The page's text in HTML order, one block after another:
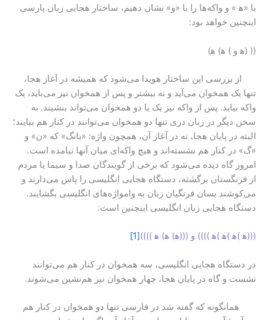
با «ﮬ » و واکه‌ها را با «و» نشان دهیم، ساختار هجایی زبان پارسی
اینچنین خواهد بود:
(( (ﮬ و ) ﮬ) ﮬ)
از بررسی این ساختار هویدا می‌شود که همیشه در آغاز هجا،
تنها یک همخوان می‌آید و نه بیشتر و پس از همخوان نیز می‌باید، یک
واکه بیاید. پس از واکه نیز یک یا دو همخوان می‌تواند بنشیند. به
سخن دیگر در زبان دری تنها دو همخوان می‌توانند در کنار هم بیایند؛
البته در پایان هجا، نه در آغاز آن، همچون واژه: «بانگ» که «ن» و
«گ» در کنار هم نشسته‌اند و هیچ واکه‌ای میان آنها نیامده است.
امروز گاه دیده می‌شود که برخی از گویندگان صدا و سیما یا مردم
از فرنگستان برگشته، دستگاه هجایی انگلیسی را پاس می‌دارند و
می‌کوشند بسان فرنگیان زبان به وامواژه‌های انگلیسی بگشایند.
دستگاه هجایی زبان انگلیسی اینچنین است:
(((ﮬ )ﮬ )ﮬ )ﮬ )))) و (((ﮬ) ﮬ) ﮬ ))))[1]
در دستگاه هجایی انگلیسی، سه همخوان در کنار هم می‌توانند
نشست و گاه در پایان هجا، چهار همخوان نیز هم‌نشین می‌شوند.
همانگونه که گفته شد در فارسی تنها دو همخوان در کنار هم